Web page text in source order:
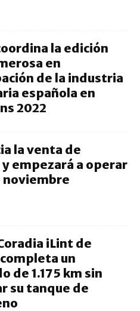
la edición
en
de la industria
española en
2022
la venta de
empezará a operar
noviembre
iLint de
un
de 1.175 km sin
su tanque de